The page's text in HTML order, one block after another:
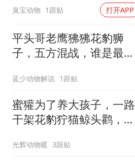
臭宝动物 1跟贴 打开APP
平头哥老鹰狒狒花豹狮
子，五方混战，谁是最后
蓝少动物解说 1跟贴
蜜獾为了养大孩子，一路
干架花豹狞猫鲸头鹳，养
光辉动物暖 3跟贴